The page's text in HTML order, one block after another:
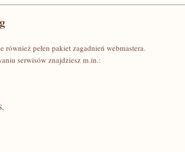
pełen pakiet zagadnień webmastera.
serwisów znajdziesz m.in.: